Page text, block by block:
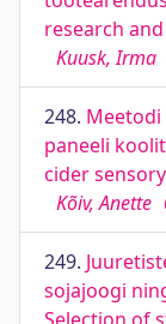
research
Kuusk, Irma
248.
paneeli
cider
Kõiv, Anette
249.
sojajoogi